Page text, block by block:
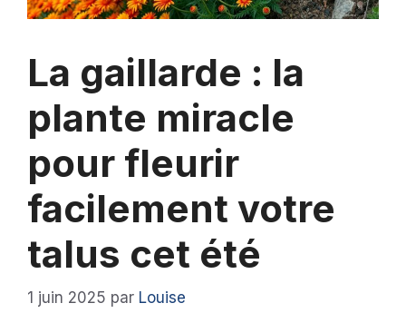
La gaillarde : la
plante miracle
pour fleurir
facilement votre
talus cet été
1 juin 2025 par Louise